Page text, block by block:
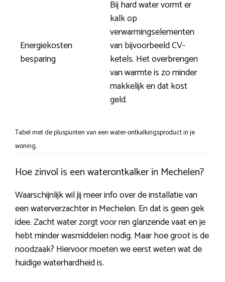
Energiekosten
besparing
Bij hard water vormt er
kalk op
verwarmingselementen
van bijvoorbeeld CV-
ketels. Het overbrengen
van warmte is zo minder
makkelijk en dat kost
geld.
Tabel met de pluspunten van een water-ontkalkingsproduct in je
woning.
Hoe zinvol is een waterontkalker in Mechelen?
Waarschijnlijk wil jij meer info over de installatie van
een waterverzachter in Mechelen. En dat is geen gek
idee. Zacht water zorgt voor ren glanzende vaat en je
hebt minder wasmiddelen nodig. Maar hoe groot is de
noodzaak? Hiervoor moeten we eerst weten wat de
huidige waterhardheid is.